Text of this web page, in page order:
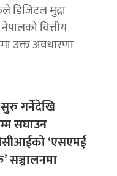
डिजिटल मुद्रा
वित्तीय
उक्त अवधारणा
गर्नेदेखि
सघाउन
‘एसएमई
सञ्चालनमा